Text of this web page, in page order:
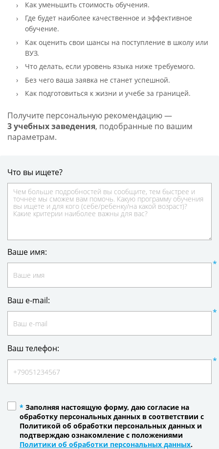
Как уменьшить стоимость обучения.
Где будет наиболее качественное и эффективное
обучение.
Как оценить свои шансы на поступление в школу или
ВУЗ.
Что делать, если уровень языка ниже требуемого.
Без чего ваша заявка не станет успешной.
Как подготовиться к жизни и учебе за границей.
Получите персональную рекомендацию —
3 учебных заведения, подобранные по вашим
параметрам.
Что вы ищете?
Ваше имя:
Ваш e-mail:
Ваш телефон:
* Заполняя настоящую форму, даю согласие на
обработку персональных данных в соответствии с
Политикой об обработки персональных данных и
подтверждаю ознакомление с положениями
Политики об обработки персональных данных.